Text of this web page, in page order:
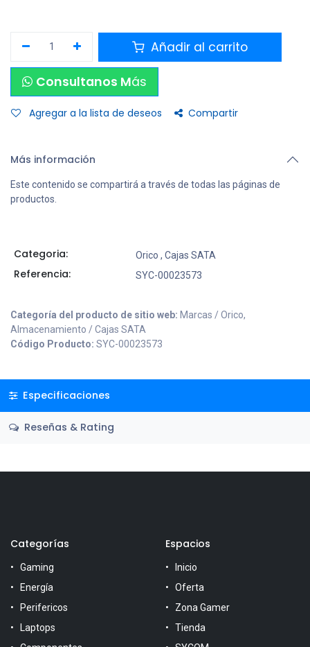
Añadir al carrito
Consultanos Más
Agregar a la lista de deseos Compartir
Más información
Este contenido se compartirá a través de todas las páginas de
productos.
Categoria: Orico , Cajas SATA
Referencia: SYC-00023573
Categoría del producto de sitio web: Marcas / Orico,
Almacenamiento / Cajas SATA
Código Producto: SYC-00023573
Especificaciones
Reseñas & Rating
Categorías
Gaming
Energía
Perifericos
Laptops
Espacios
Inicio
Oferta
Zona Gamer
Tienda